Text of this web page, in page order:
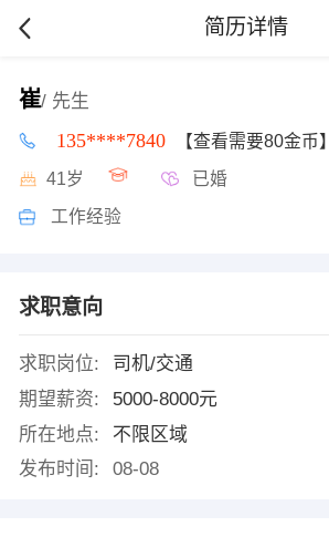
简历详情
崔/ 先生
135****7840 【查看需要80金币】
41岁 已婚
工作经验
求职意向
求职岗位:
司机/交通
期望薪资:
5000-8000元
所在地点:
不限区域
发布时间:
08-08